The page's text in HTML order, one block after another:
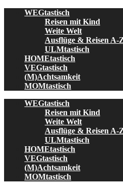
WEGtastisch
Reisen mit Kind
Weite Welt
Ausflüge & Reisen A-
ULMtastisch
HOMEtastisch
VEGtastisch
(M)Achtsamkeit
MOMtastisch
WEGtastisch
Reisen mit Kind
Weite Welt
Ausflüge & Reisen A-
ULMtastisch
HOMEtastisch
VEGtastisch
(M)Achtsamkeit
MOMtastisch